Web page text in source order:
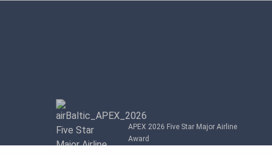
APEX 2026 Five Star Major Airline
Award